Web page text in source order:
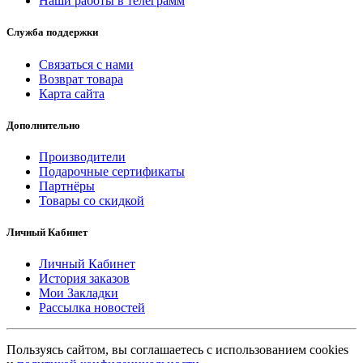
Служба поддержки
Связаться с нами
Возврат товара
Карта сайта
Дополнительно
Производители
Подарочные сертификаты
Партнёры
Товары со скидкой
Личный Кабинет
Личный Кабинет
История заказов
Мои Закладки
Рассылка новостей
Пользуясь сайтом, вы соглашаетесь с использованием cookies